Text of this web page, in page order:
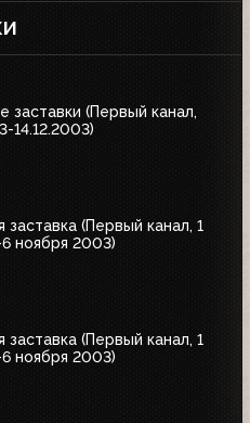
заставки (Первый канал,
14.12.2003)
заставка (Первый канал, 1
ноября 2003)
заставка (Первый канал, 1
ноября 2003)